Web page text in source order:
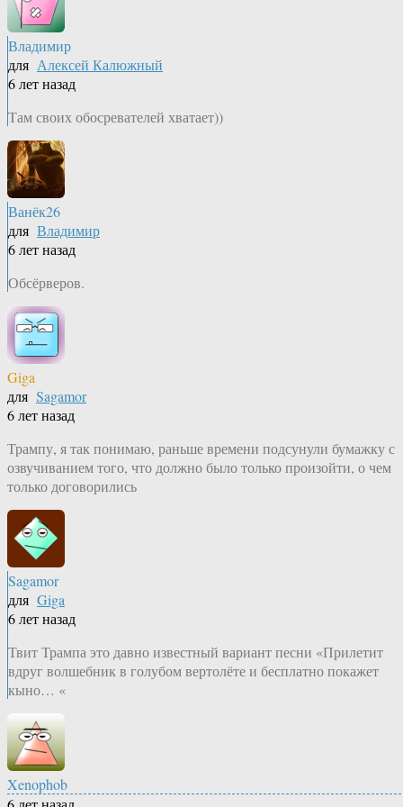
Владимир
для Алексей Калюжный
6 лет назад
Там своих обосревателей хватает))
Ванёк26
для Владимир
6 лет назад
Обсёрверов.
Giga
для Sagamor
6 лет назад
Трампу, я так понимаю, раньше времени подсунули бумажку с
озвучиванием того, что должно было только произойти, о чем
только договорились
Sagamor
для Giga
6 лет назад
Твит Трампа это давно известный вариант песни «Прилетит
вдруг волшебник в голубом вертолёте и бесплатно покажет
кыно… «
Xenophob